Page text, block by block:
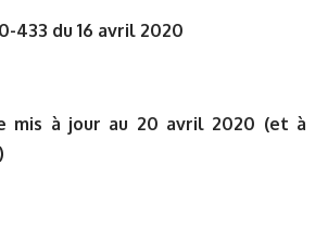
433 du 16 avril 2020
mis à jour au 20 avril 2020 (et à